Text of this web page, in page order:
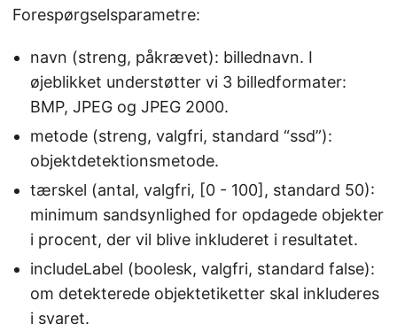
Forespørgselsparametre:
navn (streng, påkrævet): billednavn. I
øjeblikket understøtter vi 3 billedformater:
BMP, JPEG og JPEG 2000.
metode (streng, valgfri, standard “ssd”):
objektdetektionsmetode.
tærskel (antal, valgfri, [0 - 100], standard 50):
minimum sandsynlighed for opdagede objekter
i procent, der vil blive inkluderet i resultatet.
includeLabel (boolesk, valgfri, standard false):
om detekterede objektetiketter skal inkluderes
i svaret.